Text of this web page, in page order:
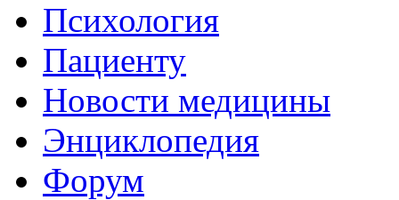
Психология
Пациенту
Новости медицины
Энциклопедия
Форум